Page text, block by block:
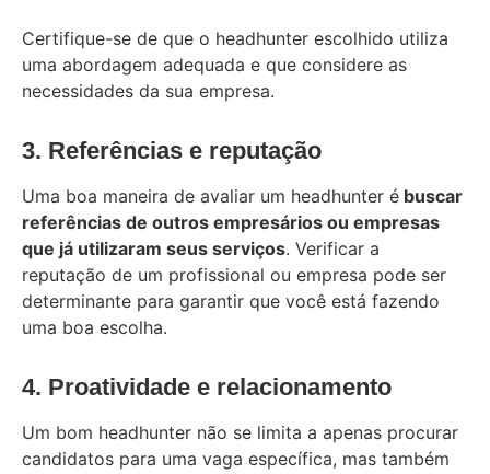
Certifique-se de que o headhunter escolhido utiliza
uma abordagem adequada e que considere as
necessidades da sua empresa.
3. Referências e reputação
Uma boa maneira de avaliar um headhunter é buscar
referências de outros empresários ou empresas
que já utilizaram seus serviços. Verificar a
reputação de um profissional ou empresa pode ser
determinante para garantir que você está fazendo
uma boa escolha.
4. Proatividade e relacionamento
Um bom headhunter não se limita a apenas procurar
candidatos para uma vaga específica, mas também